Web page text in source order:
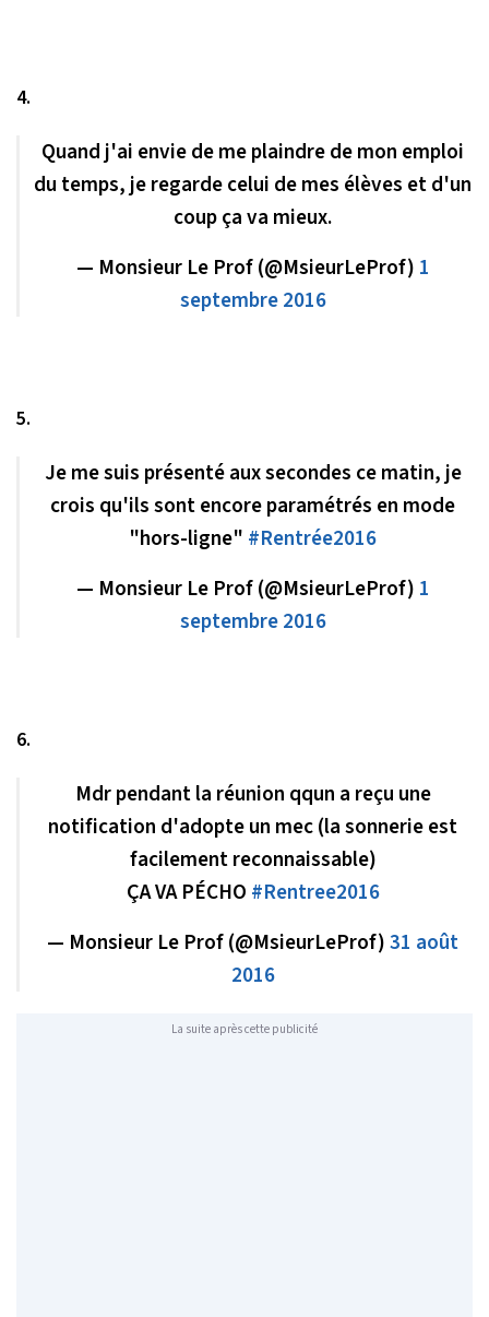
4.
Quand j'ai envie de me plaindre de mon emploi
du temps, je regarde celui de mes élèves et d'un
coup ça va mieux.
— Monsieur Le Prof (@MsieurLeProf) 1
septembre 2016
5.
Je me suis présenté aux secondes ce matin, je
crois qu'ils sont encore paramétrés en mode
"hors-ligne" #Rentrée2016
— Monsieur Le Prof (@MsieurLeProf) 1
septembre 2016
6.
Mdr pendant la réunion qqun a reçu une
notification d'adopte un mec (la sonnerie est
facilement reconnaissable)
ÇA VA PÉCHO #Rentree2016
— Monsieur Le Prof (@MsieurLeProf)31 août
2016
La suite après cette publicité